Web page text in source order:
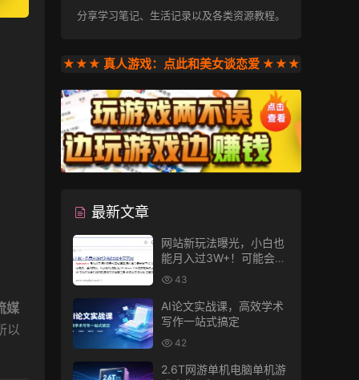
媒
以
分享学习笔记、生活记录以及各类资源教程。
★★★ 真人游戏：点此和美女谈恋爱 ★★★
最新文章
网站新玩法曝光，小白也
能月入过3W+！可能会得
罪收费的人
43
AI论文实战课，高效学术
写作一站式搞定
42
2.6T网游单机电脑单机游